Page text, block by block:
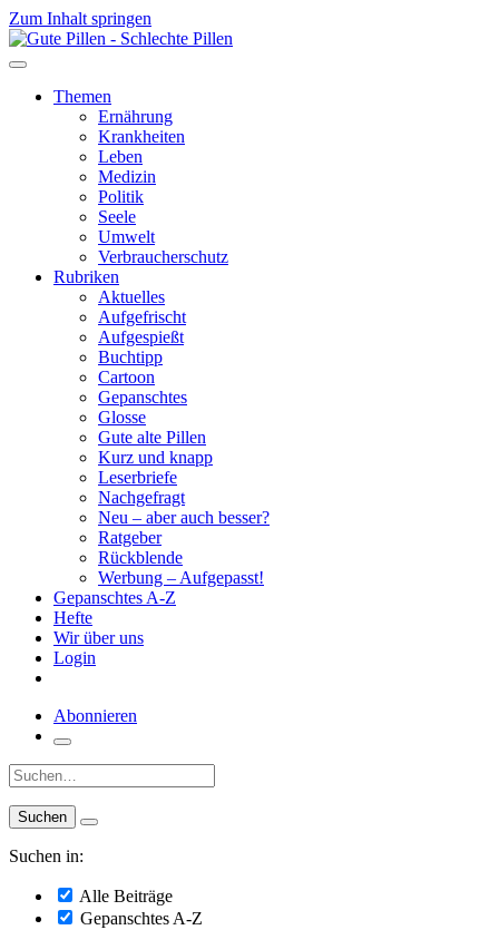
Zum Inhalt springen
Themen
Ernährung
Krankheiten
Leben
Medizin
Politik
Seele
Umwelt
Verbraucherschutz
Rubriken
Aktuelles
Aufgefrischt
Aufgespießt
Buchtipp
Cartoon
Gepanschtes
Glosse
Gute alte Pillen
Kurz und knapp
Leserbriefe
Nachgefragt
Neu – aber auch besser?
Ratgeber
Rückblende
Werbung – Aufgepasst!
Gepanschtes A-Z
Hefte
Wir über uns
Login
Abonnieren
Suche:
Suchen in:
Alle Beiträge
Gepanschtes A-Z